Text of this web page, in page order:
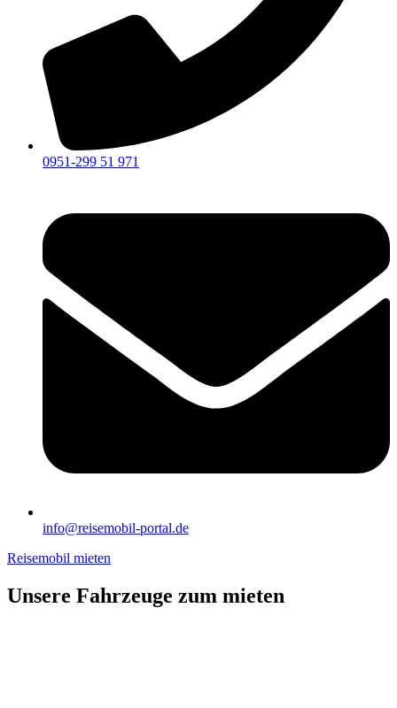
0951-299 51 971
info@reisemobil-portal.de
Reisemobil mieten
Unsere Fahrzeuge zum mieten